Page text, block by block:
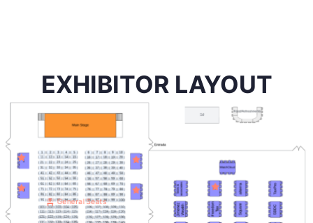
EXHIBITOR LAYOUT
General Seats